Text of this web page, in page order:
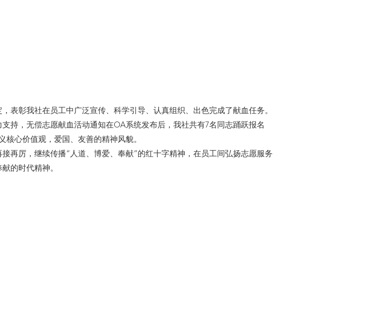
彰我社在员工中广泛宣传、科学引导、认真组织、出色完成了献血任务。
持，无偿志愿献血活动通知在OA系统发布后，我社共有7名同志踊跃报名
核心价值观，爱国、友善的精神风貌。
厉，继续传播“人道、博爱、奉献”的红十字精神，在员工间弘扬志愿服务
的时代精神。